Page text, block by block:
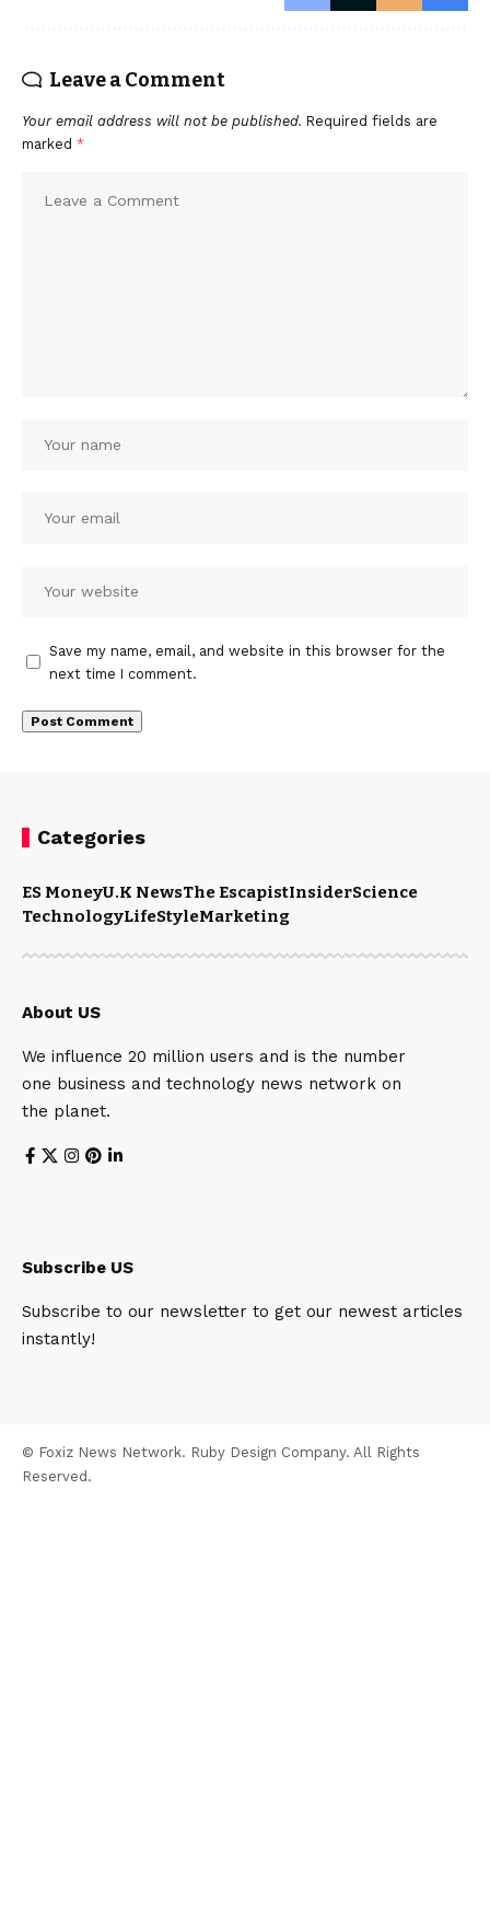
Leave a Comment
Your email address will not be published. Required fields are
marked *
Save my name, email, and website in this browser for the
next time I comment.
Categories
ES MoneyU.K NewsThe EscapistInsiderScience
TechnologyLifeStyleMarketing
About US
We influence 20 million users and is the number
one business and technology news network on
the planet.
Subscribe US
Subscribe to our newsletter to get our newest articles
instantly!
© Foxiz News Network. Ruby Design Company. All Rights
Reserved.